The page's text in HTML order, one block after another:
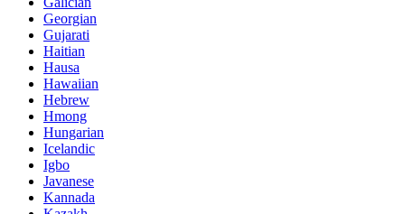
Georgian
Gujarati
Haitian
Hausa
Hawaiian
Hebrew
Hmong
Hungarian
Icelandic
Igbo
Javanese
Kannada